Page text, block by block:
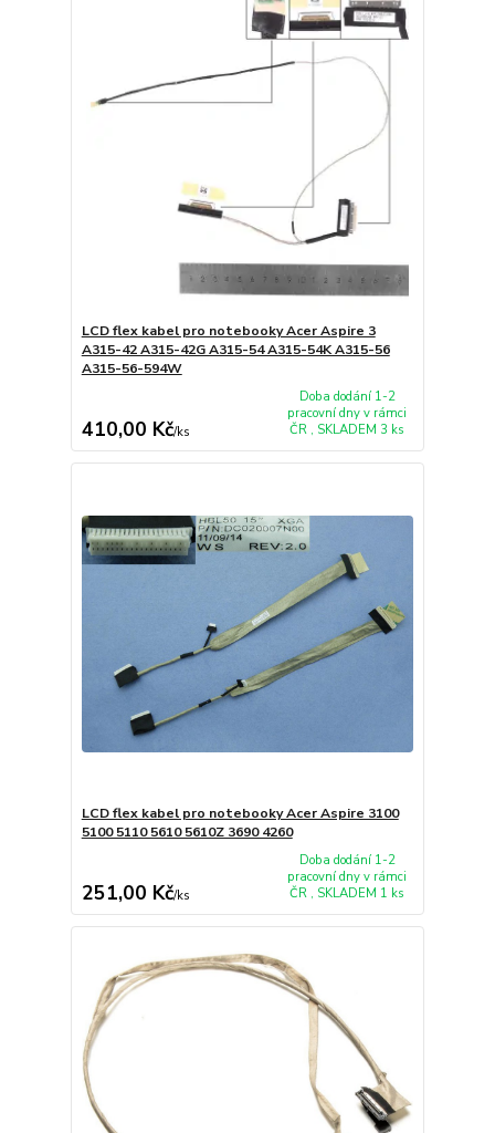
LCD flex kabel pro notebooky Acer Aspire 3
A315-42 A315-42G A315-54 A315-54K A315-56
A315-56-594W
410,00 Kč/ks
Doba dodání 1-2
pracovní dny v rámci
ČR , SKLADEM 3 ks
LCD flex kabel pro notebooky Acer Aspire 3100
5100 5110 5610 5610Z 3690 4260
251,00 Kč/ks
Doba dodání 1-2
pracovní dny v rámci
ČR , SKLADEM 1 ks